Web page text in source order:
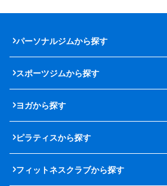
パーソナルジムから探す
スポーツジムから探す
ヨガから探す
ピラティスから探す
フィットネスクラブから探す